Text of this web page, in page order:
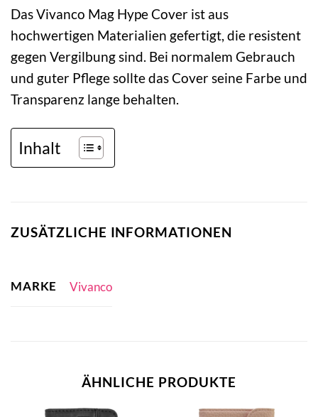
Das Vivanco Mag Hype Cover ist aus
hochwertigen Materialien gefertigt, die resistent
gegen Vergilbung sind. Bei normalem Gebrauch
und guter Pflege sollte das Cover seine Farbe und
Transparenz lange behalten.
Inhalt
ZUSÄTZLICHE INFORMATIONEN
MARKE Vivanco
ÄHNLICHE PRODUKTE